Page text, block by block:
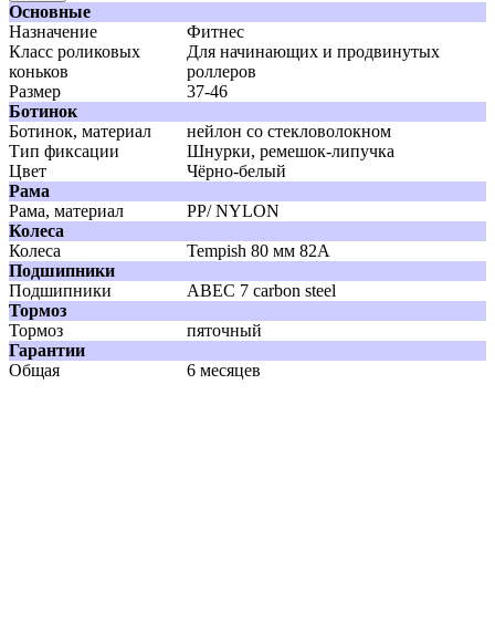
Основные
Назначение
Фитнес
Класс роликовых
коньков
Для начинающих и продвинутых
роллеров
Размер
37-46
Ботинок
Ботинок, материал
нейлон со стекловолокном
Тип фиксации
Шнурки, ремешок-липучка
Цвет
Чёрно-белый
Рама
Рама, материал
PP/ NYLON
Колеса
Колеса
Tempish 80 мм 82A
Подшипники
Подшипники
АВЕС 7 carbon steel
Тормоз
Тормоз
пяточный
Гарантии
Общая
6 месяцев